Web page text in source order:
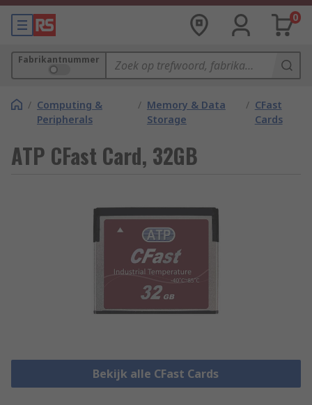
0
Fabrikantnummer
/ Computing &
Peripherals
/ Memory & Data
Storage
/ CFast
Cards
ATP CFast Card, 32GB
Bekijk alle CFast Cards